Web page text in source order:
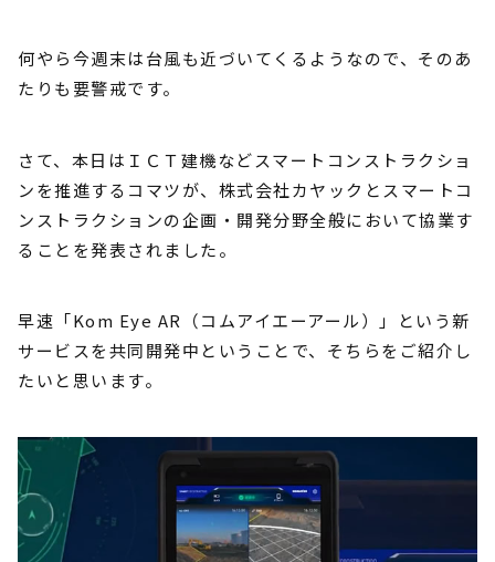
何やら今週末は台風も近づいてくるようなので、そのあ
たりも要警戒です。
さて、本日はＩＣＴ建機などスマートコンストラクショ
ンを推進するコマツが、株式会社カヤックとスマートコ
ンストラクションの企画・開発分野全般において協業す
ることを発表されました。
早速「Kom Eye AR（コムアイエーアール）」という新
サービスを共同開発中ということで、そちらをご紹介し
たいと思います。